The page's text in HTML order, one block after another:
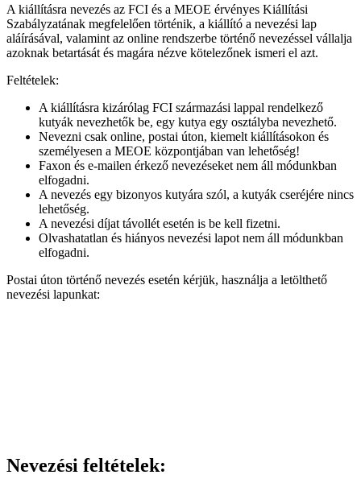
A kiállításra nevezés az FCI és a MEOE érvényes Kiállítási
Szabályzatának megfelelően történik, a kiállító a nevezési lap
aláírásával, valamint az online rendszerbe történő nevezéssel vállalja
azoknak betartását és magára nézve kötelezőnek ismeri el azt.
Feltételek:
A kiállításra kizárólag FCI származási lappal rendelkező
kutyák nevezhetők be, egy kutya egy osztályba nevezhető.
Nevezni csak online, postai úton, kiemelt kiállításokon és
személyesen a MEOE központjában van lehetőség!
Faxon és e-mailen érkező nevezéseket nem áll módunkban
elfogadni.
A nevezés egy bizonyos kutyára szól, a kutyák cseréjére nincs
lehetőség.
A nevezési díjat távollét esetén is be kell fizetni.
Olvashatatlan és hiányos nevezési lapot nem áll módunkban
elfogadni.
Postai úton történő nevezés esetén kérjük, használja a letölthető
nevezési lapunkat:
Nevezési feltételek: